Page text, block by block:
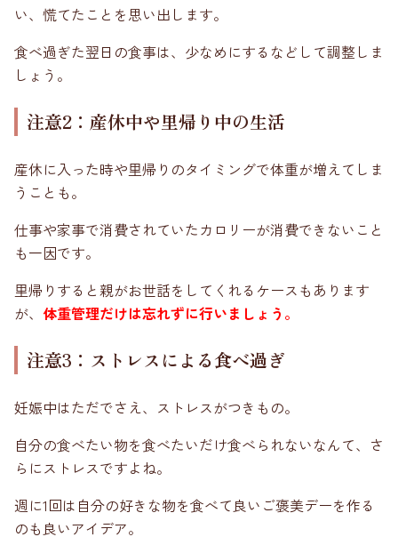
い、慌てたことを思い出します。
食べ過ぎた翌日の食事は、少なめにするなどして調整しま
しょう。
注意2：産休中や里帰り中の生活
産休に入った時や里帰りのタイミングで体重が増えてしま
うことも。
仕事や家事で消費されていたカロリーが消費できないこと
も一因です。
里帰りすると親がお世話をしてくれるケースもあります
が、 体重管理だけは忘れずに行いましょう。
注意3：ストレスによる食べ過ぎ
妊娠中はただでさえ、ストレスがつきもの。
自分の食べたい物を食べたいだけ食べられないなんて、さ
らにストレスですよね。
週に1回は自分の好きな物を食べて良いご褒美デーを作る
のも良いアイデア。